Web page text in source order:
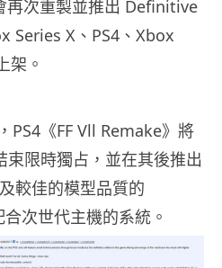
再次重製並推出 Definitive
Series X、PS4、Xbox
架。
PS4《FF Vll Remake》將
限時獨占，並在其後推出
較佳的模型品質的
次世代主機的系統。